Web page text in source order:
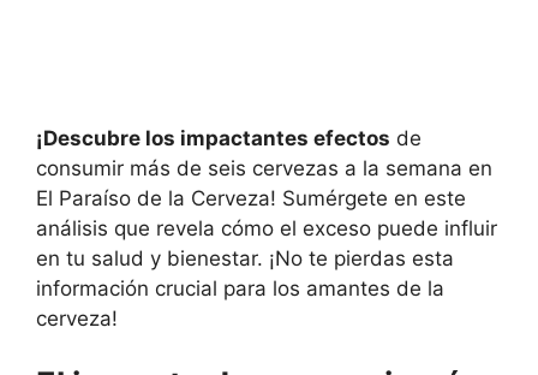
¡Descubre los impactantes efectos de
consumir más de seis cervezas a la semana en
El Paraíso de la Cerveza! Sumérgete en este
análisis que revela cómo el exceso puede influir
en tu salud y bienestar. ¡No te pierdas esta
información crucial para los amantes de la
cerveza!